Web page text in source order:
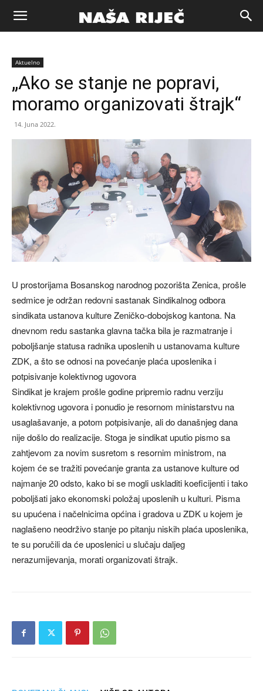
Naša
riječ
Aktuelno
„Ako se stanje ne popravi,
moramo organizovati štrajk“
14. Juna 2022.
U prostorijama Bosanskog narodnog pozorišta Zenica, prošle
sedmice je održan redovni sastanak Sindikalnog odbora
sindikata ustanova kulture Zeničko-dobojskog kantona. Na
dnevnom redu sastanka glavna tačka bila je razmatranje i
poboljšanje statusa radnika uposlenih u ustanovama kulture
ZDK, a što se odnosi na povećanje plaća uposlenika i
potpisivanje kolektivnog ugovora
Sindikat je krajem prošle godine pripremio radnu verziju
kolektivnog ugovora i ponudio je resornom ministarstvu na
usaglašavanje, a potom potpisivanje, ali do današnjeg dana
nije došlo do realizacije. Stoga je sindikat uputio pismo sa
zahtjevom za novim susretom s resornim ministrom, na
kojem će se tražiti povećanje granta za ustanove kulture od
najmanje 20 odsto, kako bi se mogli uskladiti koeficijenti i tako
poboljšati jako ekonomski položaj uposlenih u kulturi. Pisma
su upućena i načelnicima općina i gradova u ZDK u kojem je
naglašeno neodrživo stanje po pitanju niskih plaća uposlenika,
te su poručili da će uposlenici u slučaju daljeg
nerazumijevanja, morati organizovati štrajk.